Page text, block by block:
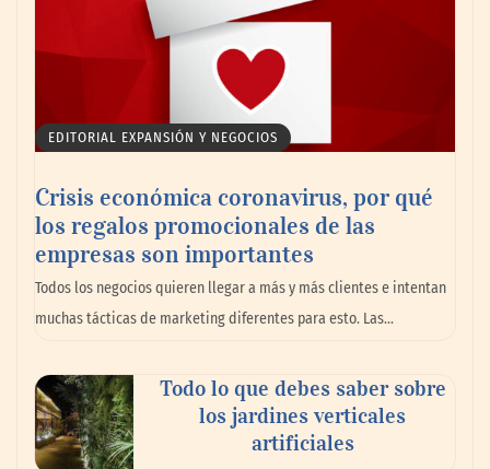
Danfoss adelanta cinco años su objetivo
climático y reduce sus emisiones en un 51
%
La banca debe modernizar sus sistemas
core sin perder décadas de conocimiento
de negocio: Minsait
EDITORIAL EXPANSIÓN Y NEGOCIOS
Crisis económica coronavirus, por qué
los regalos promocionales de las
empresas son importantes
Todos los negocios quieren llegar a más y más clientes e intentan
muchas tácticas de marketing diferentes para esto. Las…
Todo lo que debes saber sobre
los jardines verticales
artificiales